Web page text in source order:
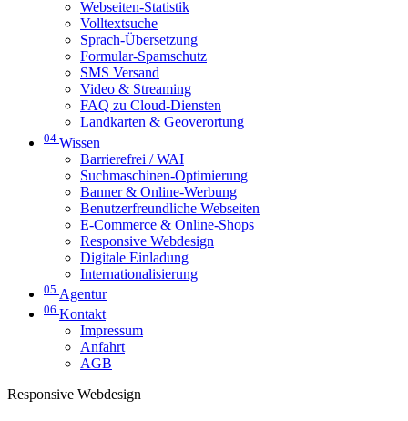
Webseiten-Statistik
Volltextsuche
Sprach-Übersetzung
Formular-Spamschutz
SMS Versand
Video & Streaming
FAQ zu Cloud-Diensten
Landkarten & Geoverortung
04 Wissen
Barrierefrei / WAI
Suchmaschinen-Optimierung
Banner & Online-Werbung
Benutzerfreundliche Webseiten
E-Commerce & Online-Shops
Responsive Webdesign
Digitale Einladung
Internationalisierung
05 Agentur
06 Kontakt
Impressum
Anfahrt
AGB
Responsive Webdesign